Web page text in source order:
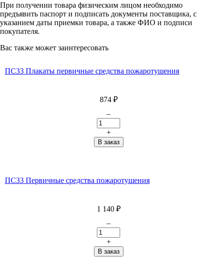
При получении товара физическим лицом необходимо
предъявить паспорт и подписать документы поставщика, с
указанием даты приемки товара, а также ФИО и подписи
покупателя.
Вас также может заинтересовать
ПС33 Плакаты первичные средства пожаротушения
874 ₽
–
+
ПС33 Первичные средства пожаротушения
1 140 ₽
–
+